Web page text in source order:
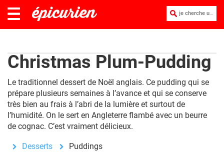
je cherche une recette :
Christmas Plum-Pudding
Le traditionnel dessert de Noël anglais. Ce pudding qui se
prépare plusieurs semaines à l’avance et qui se conserve
très bien au frais à l’abri de la lumière et surtout de
l’humidité. On le sert en Angleterre flambé avec un beurre
de cognac. C’est vraiment délicieux.
Desserts Puddings